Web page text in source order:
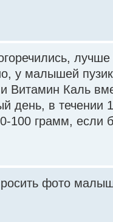
лучше
у малышей
Витамин Каль
день, в течении
100 грамм, если
фото